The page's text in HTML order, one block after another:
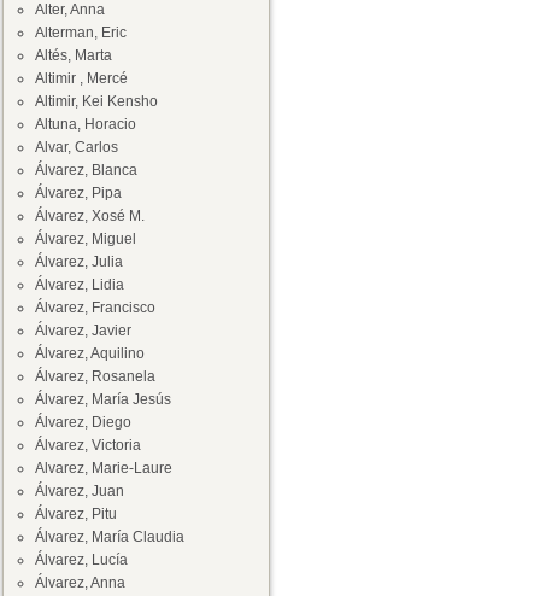
Alter, Anna
Alterman, Eric
Altés, Marta
Altimir , Mercé
Altimir, Kei Kensho
Altuna, Horacio
Alvar, Carlos
Álvarez, Blanca
Álvarez, Pipa
Álvarez, Xosé M.
Álvarez, Miguel
Álvarez, Julia
Álvarez, Lidia
Álvarez, Francisco
Álvarez, Javier
Álvarez, Aquilino
Álvarez, Rosanela
Álvarez, María Jesús
Álvarez, Diego
Álvarez, Victoria
Alvarez, Marie-Laure
Álvarez, Juan
Álvarez, Pitu
Álvarez, María Claudia
Álvarez, Lucía
Álvarez, Anna